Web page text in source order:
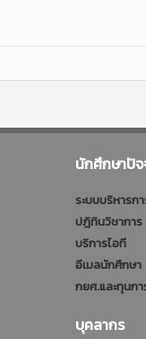
นักศึกษาปั
ระบบบริหารก
ปฎิทินวิชาการ
บริการไอที
อีเมลนักศึกษา
กยศ.และทุนก
บุคลากร